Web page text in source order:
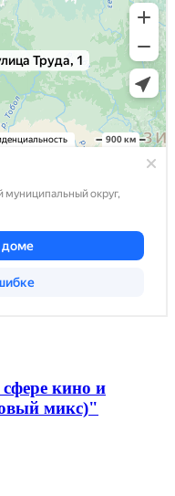
кино и
микс)"